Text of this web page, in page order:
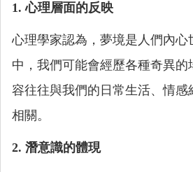
1. 心理層面的反映
心理學家認為，夢境是人們內心
中，我們可能會經歷各種奇異的
容往往與我們的日常生活、情感
相關。
2. 潛意識的體現